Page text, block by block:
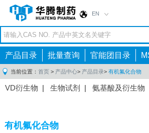
EN
产品目录 批量查询 官能团目录
当前位置： 首页 > 产品中心> 产品目录> 有机氟化合物
VD衍生物 | 生物试剂 | 氨基酸及衍生物
间体|抗高血压药物中间体
有机氟化合物